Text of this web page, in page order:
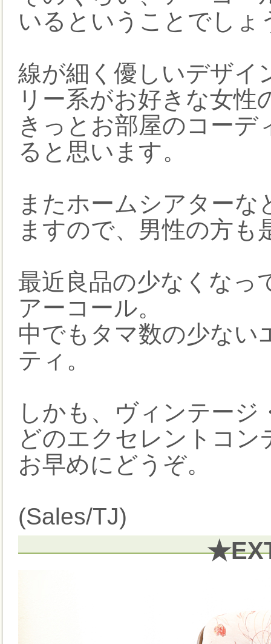
いるということでしょ
線が細く優しいデザイ
リー系がお好きな女性
きっとお部屋のコー
ると思います。
またホームシアター
ますので、男性の方も
最近良品の少なくなっ
アーコール。
中でもタマ数の少ない
ティ。
しかも、ヴィンテー
どのエクセレントコン
お早めにどうぞ。
(Sales/TJ)